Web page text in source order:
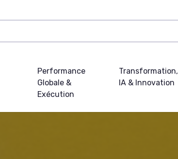
Performance
Globale &
Exécution
Transformation,
IA & Innovation